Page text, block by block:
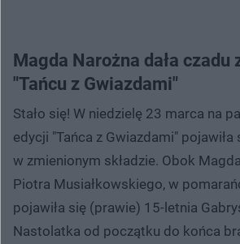
Magda Narożna dała czadu
"Tańcu z Gwiazdami"
Stało się! W niedzielę 23 marca na
edycji "Tańca z Gwiazdami" pojawiła
w zmienionym składzie. Obok
Piotra Musiałkowskiego, w
pojawiła się (prawie) 15-letnia
Nastolatka od początku do końca